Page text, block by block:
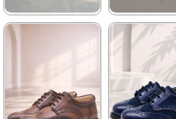
1.369,90 ₺
★ ★
2.049,90 ₺